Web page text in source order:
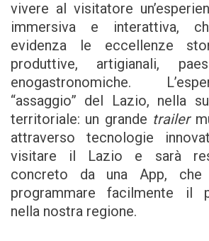
vivere al visitatore
immersiva e interattiva,
evidenza le eccellenze
produttive, artigianali,
enogastronomiche.
“assaggio” del Lazio, nella
territoriale: un grande trailer
attraverso tecnologie
visitare il Lazio e sarà
concreto da una App, che
programmare facilmente il
nella nostra regione.